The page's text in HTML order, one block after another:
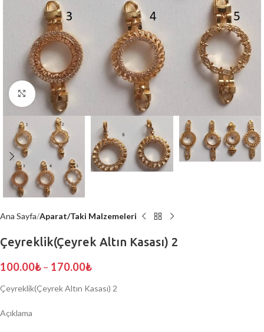
Click to enlarge
Ana Sayfa Aparat/Taki Malzemeleri
Çeyreklik(Çeyrek Altın Kasası) 2
100.00₺ – 170.00₺
Çeyreklik(Çeyrek Altın Kasası) 2
Açıklama